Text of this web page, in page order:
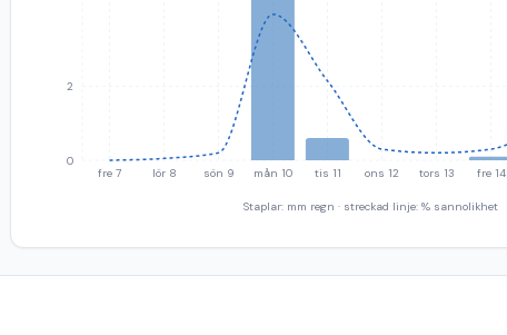
fre 7 lör 8 sön 9 mån 10 tis 11 ons 12 tors 13 fre 14
0
2
Staplar: mm regn · streckad linje: % sannolikhet